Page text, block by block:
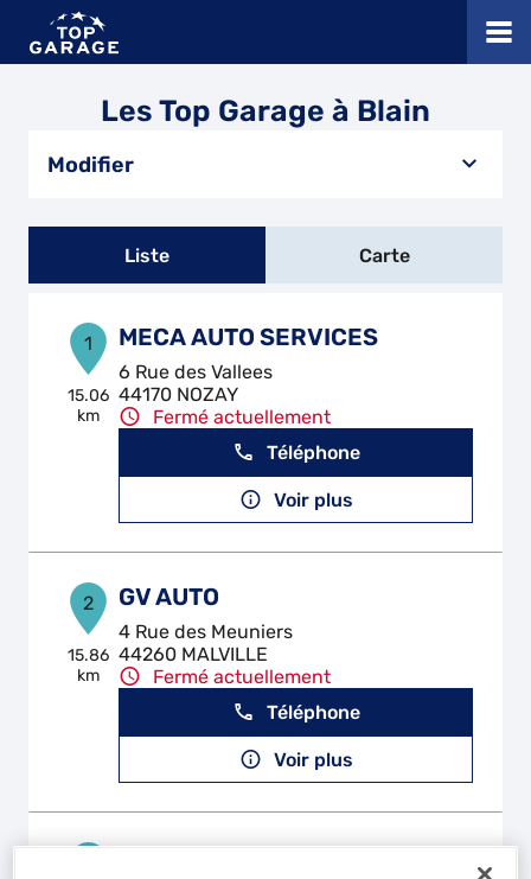
Les Top Garage à Blain
Modifier
Liste Carte
1
15.06
km
MECA AUTO SERVICES
6 Rue des Vallees
44170 NOZAY
Fermé actuellement
Téléphone
Voir plus
2
15.86
km
GV AUTO
4 Rue des Meuniers
44260 MALVILLE
Fermé actuellement
Téléphone
Voir plus